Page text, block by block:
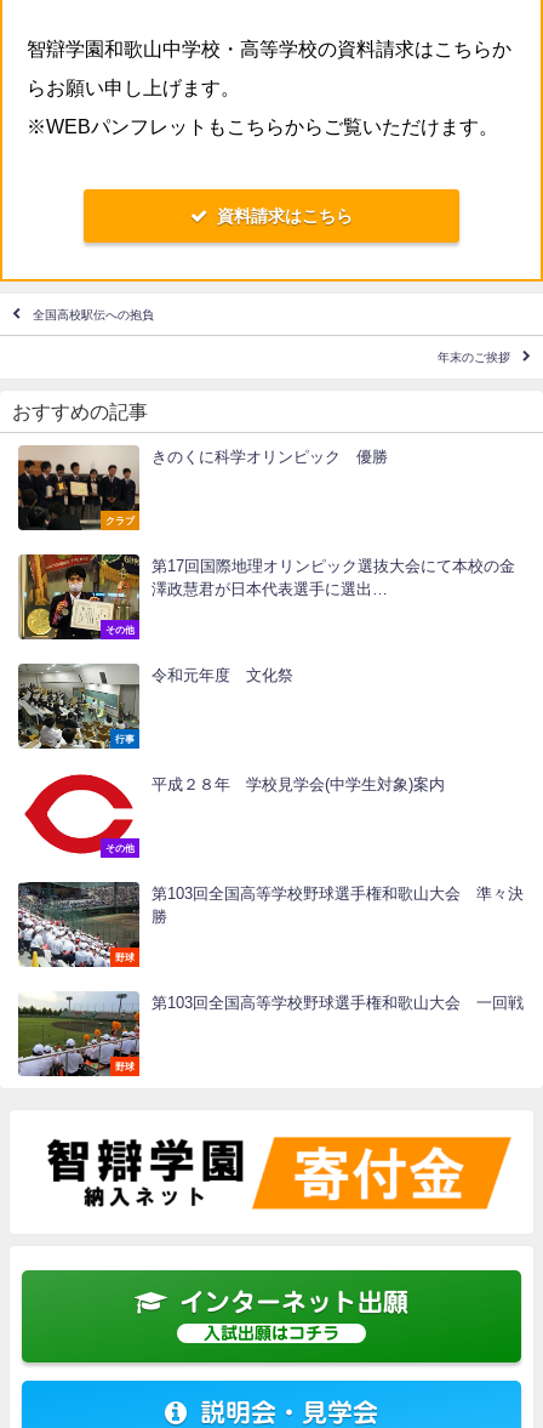
智辯学園和歌山中学校・高等学校の資料請求はこちらか
らお願い申し上げます。
※WEBパンフレットもこちらからご覧いただけます。
資料請求はこちら
全国高校駅伝への抱負
年末のご挨拶
おすすめの記事
クラブ
きのくに科学オリンピック 優勝
その他
第17回国際地理オリンピック選抜大会にて本校の金
澤政慧君が日本代表選手に選出…
行事
令和元年度 文化祭
その他
平成２８年 学校見学会(中学生対象)案内
野球
第103回全国高等学校野球選手権和歌山大会 準々決
勝
野球
第103回全国高等学校野球選手権和歌山大会 一回戦
インターネット出願
入試出願はコチラ
説明会・見学会